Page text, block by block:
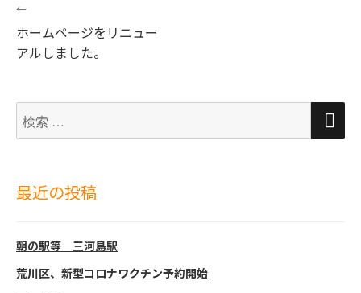
投
稿
ナ
ゲ
ー
ョ
←
次
の
ホームページをリニュー
アルしました。
索
検
最近の投稿
朝の駅等 三河島駅
荒川区、新型コロナワクチン予約開始